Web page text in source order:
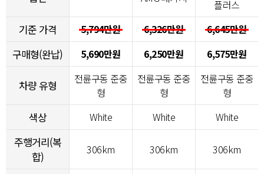
플러스
기준 가격 5,794만원 6,326만원 6,645만원
구매형(완납) 5,690만원 6,250만원 6,575만원
차량 유형
전륜구동 준중
형
전륜구동 준중
형
전륜구동 준중
형
색상 White White White
주행거리(복
합)
306km 306km 306km